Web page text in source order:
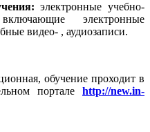
электронные учебно-
электронные
видео- , аудиозаписи.
обучение проходит в
портале http://new.in-